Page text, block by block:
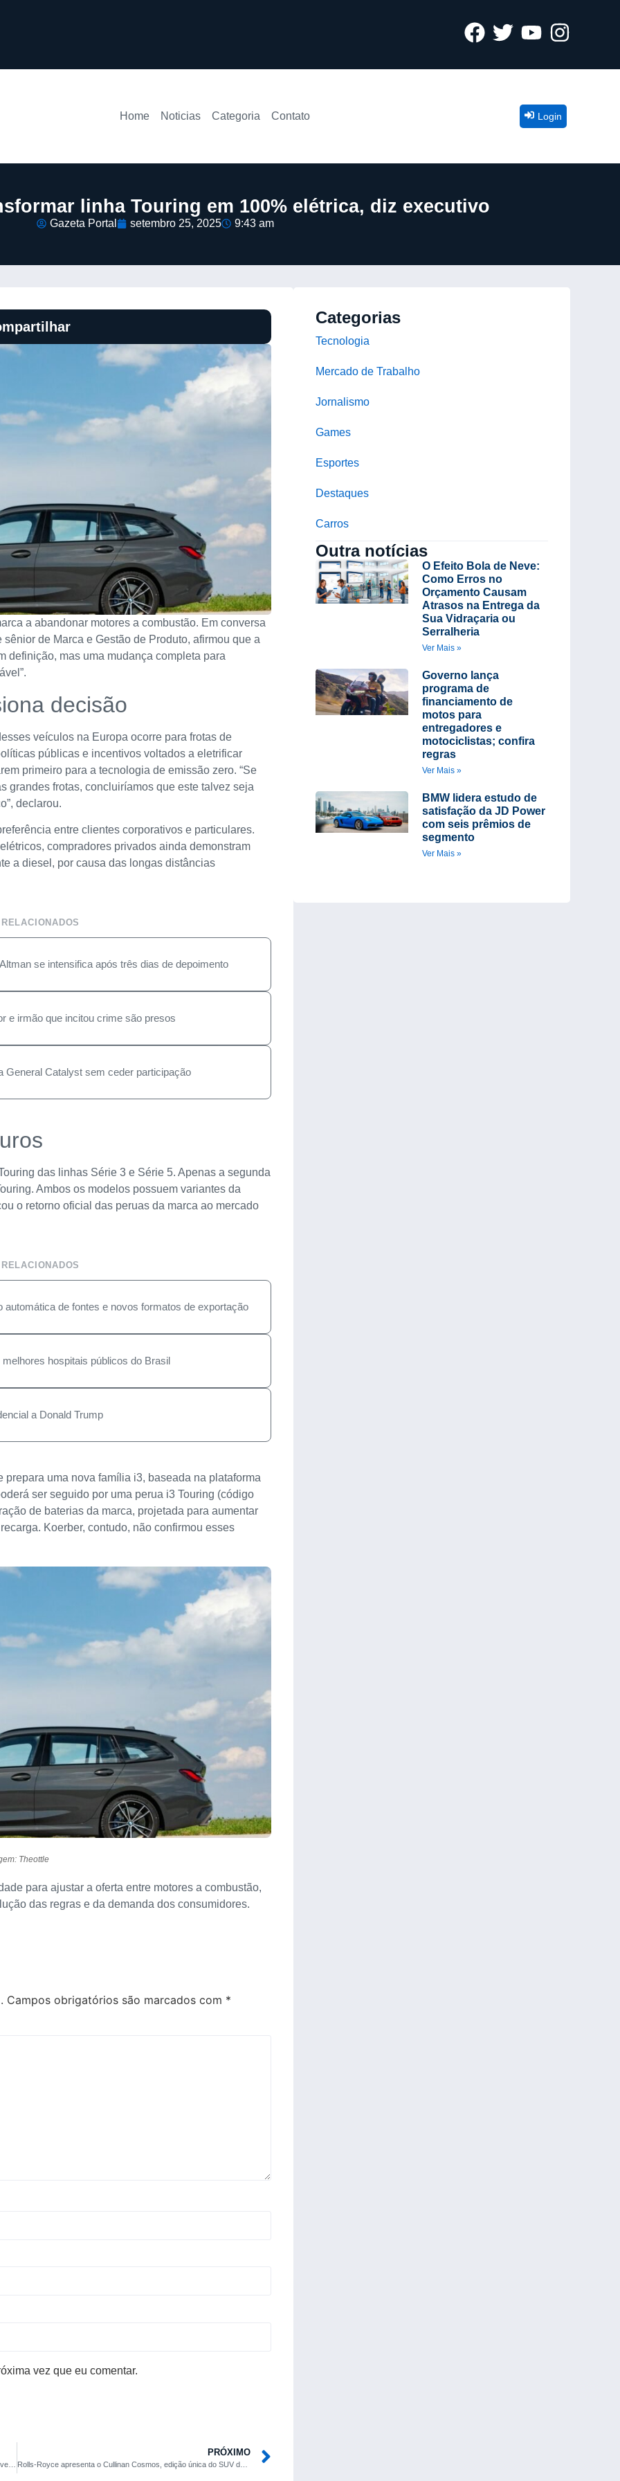
Home Noticias Categoria Contato Login
linha Touring em 100% elétrica, diz executivo
Gazeta Portal setembro 25, 2025 9:43 am
a abandonar motores a combustão. Em conversa
de Marca e Gestão de Produto, afirmou que a
definição, mas uma mudança completa para
decisão
veículos na Europa ocorre para frotas de
públicas e incentivos voltados a eletrificar
primeiro para a tecnologia de emissão zero. “Se
grandes frotas, concluiríamos que este talvez seja
declarou.
entre clientes corporativos e particulares.
compradores privados ainda demonstram
a diesel, por causa das longas distâncias
se intensifica após três dias de depoimento
e irmão que incitou crime são presos
General Catalyst sem ceder participação
das linhas Série 3 e Série 5. Apenas a segunda
Ambos os modelos possuem variantes da
o retorno oficial das peruas da marca ao mercado
de fontes e novos formatos de exportação
hospitais públicos do Brasil
a Donald Trump
uma nova família i3, baseada na plataforma
ser seguido por uma perua i3 Touring (código
de baterias da marca, projetada para aumentar
Koerber, contudo, não confirmou esses
Theottle
para ajustar a oferta entre motores a combustão,
das regras e da demanda dos consumidores.
Campos obrigatórios são marcados com *
vez que eu comentar.
PRÓXIMO
Rolls-Royce apresenta o Cullinan Cosmos, edição única do SUV de luxo
Categorias
Tecnologia
Mercado de Trabalho
Jornalismo
Games
Esportes
Destaques
Carros
Outra notícias
O Efeito Bola de Neve:
Como Erros no
Orçamento Causam
Atrasos na Entrega da
Sua Vidraçaria ou
Serralheria
Ver Mais »
Governo lança
programa de
financiamento de
motos para
entregadores e
motociclistas; confira
regras
Ver Mais »
BMW lidera estudo de
satisfação da JD Power
com seis prêmios de
segmento
Ver Mais »